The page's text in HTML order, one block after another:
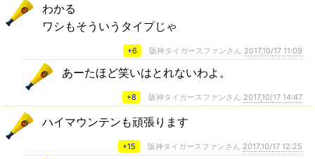
わかる
ワシもそういうタイプじゃ
+6 阪神タイガースファンさん 2017,10/17 11:09
あーたほど笑いはとれないわよ。
+8 阪神タイガースファンさん 2017,10/17 14:47
ハイマウンテンも頑張ります
+15 阪神タイガースファンさん 2017,10/17 12:25